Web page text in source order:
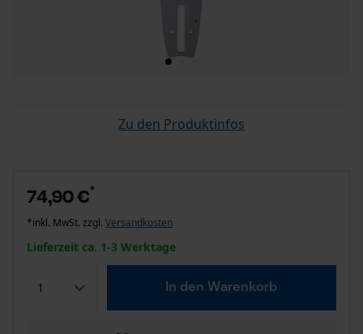
Zu den Produktinfos
74,90 €*
*inkl. MwSt. zzgl. Versandkosten
Lieferzeit ca. 1-3 Werktage
In den Warenkorb